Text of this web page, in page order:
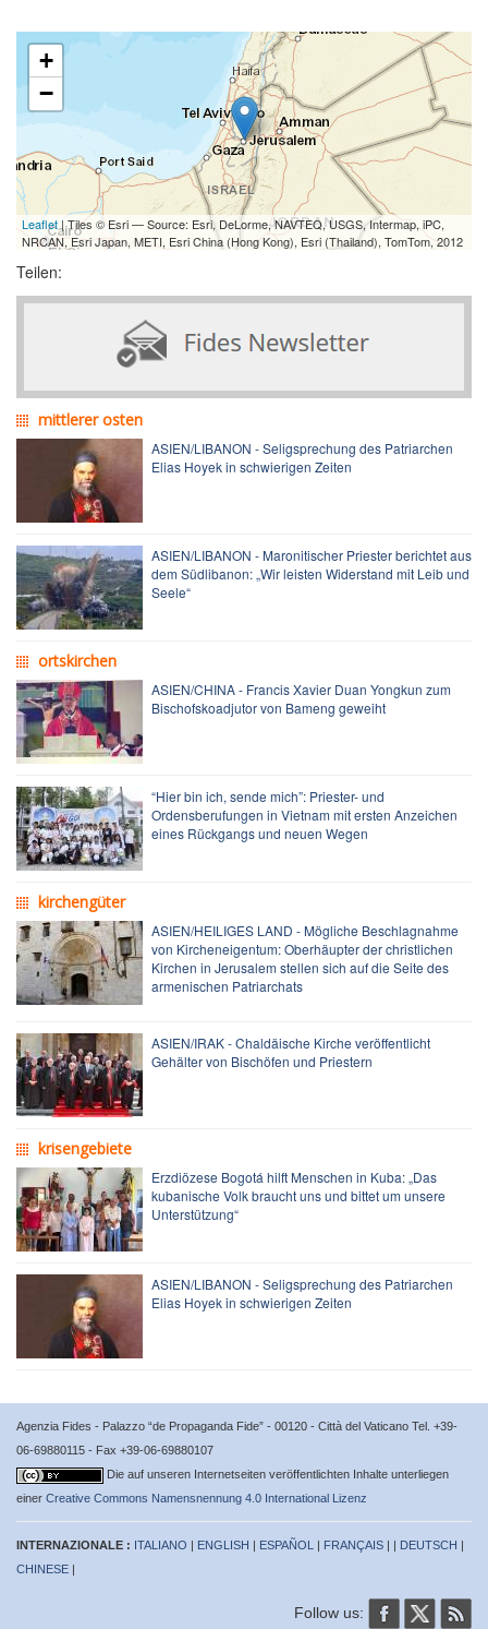
+
−
Leaflet | Tiles © Esri — Source: Esri, DeLorme, NAVTEQ, USGS, Intermap, iPC,
NRCAN, Esri Japan, METI, Esri China (Hong Kong), Esri (Thailand), TomTom, 2012
Teilen:
mittlerer osten
ASIEN/LIBANON - Seligsprechung des Patriarchen
Elias Hoyek in schwierigen Zeiten
ASIEN/LIBANON - Maronitischer Priester berichtet aus
dem Südlibanon: „Wir leisten Widerstand mit Leib und
Seele“
ortskirchen
ASIEN/CHINA - Francis Xavier Duan Yongkun zum
Bischofskoadjutor von Bameng geweiht
“Hier bin ich, sende mich”: Priester- und
Ordensberufungen in Vietnam mit ersten Anzeichen
eines Rückgangs und neuen Wegen
kirchengüter
ASIEN/HEILIGES LAND - Mögliche Beschlagnahme
von Kircheneigentum: Oberhäupter der christlichen
Kirchen in Jerusalem stellen sich auf die Seite des
armenischen Patriarchats
ASIEN/IRAK - Chaldäische Kirche veröffentlicht
Gehälter von Bischöfen und Priestern
krisengebiete
Erzdiözese Bogotá hilft Menschen in Kuba: „Das
kubanische Volk braucht uns und bittet um unsere
Unterstützung“
ASIEN/LIBANON - Seligsprechung des Patriarchen
Elias Hoyek in schwierigen Zeiten
Agenzia Fides - Palazzo “de Propaganda Fide” - 00120 - Città del Vaticano Tel. +39-
06-69880115 - Fax +39-06-69880107
Die auf unseren Internetseiten veröffentlichten Inhalte unterliegen
einer Creative Commons Namensnennung 4.0 International Lizenz
INTERNAZIONALE : ITALIANO | ENGLISH | ESPAÑOL | FRANÇAIS | | DEUTSCH |
CHINESE |
Follow us: